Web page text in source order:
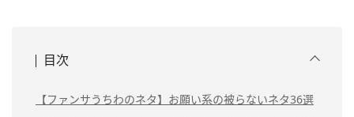
目次
【ファンサうちわのネタ】お願い系の被らないネタ36選